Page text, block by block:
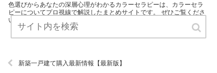
色選びからあなたの深層心理がわかるカラーセラピーは、カラーセラ
ピーについてプロ視線で解説したまとめサイトです。 ぜひご覧くださ
い！ URL:
新築一戸建て購入最新情報【最新版】